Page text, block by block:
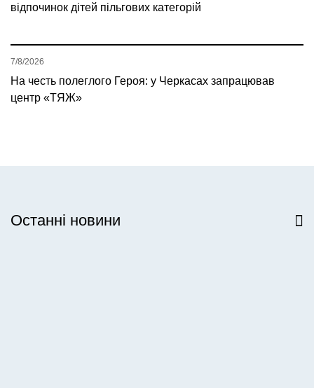
відпочинок дітей пільгових категорій
На честь полеглого Героя: у Черкасах запрацював
центр «ТЯЖ»
7/8/2026
Останні новини